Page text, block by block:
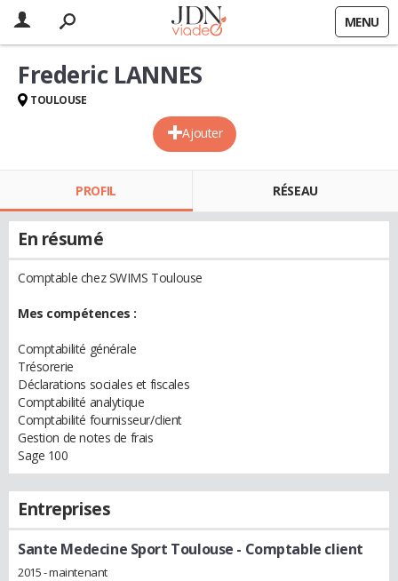
MENU
Ajouter
Frederic LANNES
TOULOUSE
PROFIL RÉSEAU
En résumé
Comptable chez SWIMS Toulouse
Mes compétences :
Comptabilité générale
Trésorerie
Déclarations sociales et fiscales
Comptabilité analytique
Comptabilité fournisseur/client
Gestion de notes de frais
Sage 100
Entreprises
Sante Medecine Sport Toulouse - Comptable client
2015 - maintenant